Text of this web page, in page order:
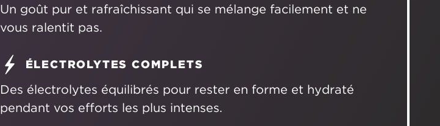
Un goût pur et rafraîchissant qui se mélange facilement et ne
vous ralentit pas.
ÉLECTROLYTES COMPLETS
Des électrolytes équilibrés pour rester en forme et hydraté
pendant vos efforts les plus intenses.